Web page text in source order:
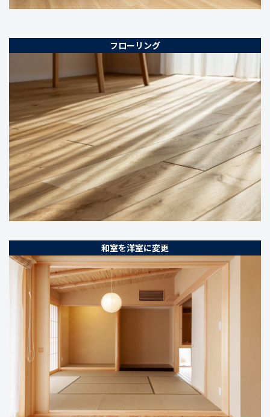
フローリング
和室を洋室に変更